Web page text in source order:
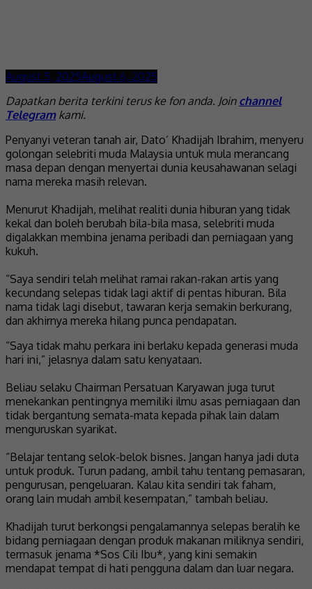
August 5, 2025August 6, 2025
Dapatkan berita terkini terus ke fon anda. Join channel
Telegramkami.
Penyanyi veteran tanah air, Dato’ Khadijah Ibrahim, menyeru
golongan selebriti muda Malaysia untuk mula merancang
masa depan dengan menyertai dunia keusahawanan selagi
nama mereka masih relevan.
Menurut Khadijah, melihat realiti dunia hiburan yang tidak
kekal dan boleh berubah bila-bila masa, selebriti muda
digalakkan membina jenama peribadi dan perniagaan yang
kukuh.
“Saya sendiri telah melihat ramai rakan-rakan artis yang
kecundang selepas tidak lagi aktif di pentas hiburan. Bila
nama tidak lagi disebut, tawaran kerja semakin berkurang,
dan akhirnya mereka hilang punca pendapatan.
“Saya tidak mahu perkara ini berlaku kepada generasi muda
hari ini,” jelasnya dalam satu kenyataan.
Beliau selaku Chairman Persatuan Karyawan juga turut
menekankan pentingnya memiliki ilmu asas perniagaan dan
tidak bergantung semata-mata kepada pihak lain dalam
menguruskan syarikat.
“Belajar tentang selok-belok bisnes. Jangan hanya jadi duta
untuk produk. Turun padang, ambil tahu tentang pemasaran,
pengurusan, pengeluaran. Kalau kita sendiri tak faham,
orang lain mudah ambil kesempatan,” tambah beliau.
Khadijah turut berkongsi pengalamannya selepas beralih ke
bidang perniagaan dengan produk makanan miliknya sendiri,
termasuk jenama *Sos Cili Ibu*, yang kini semakin
mendapat tempat di hati pengguna dalam dan luar negara.